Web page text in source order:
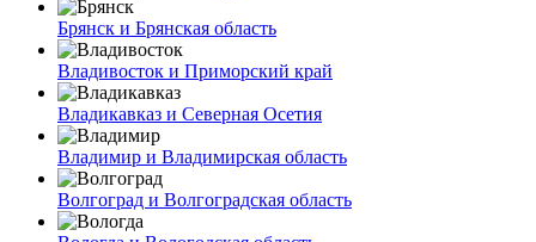
Брянск и Брянская область
Владивосток и Приморский край
Владикавказ и Северная Осетия
Владимир и Владимирская область
Волгоград и Волгоградская область